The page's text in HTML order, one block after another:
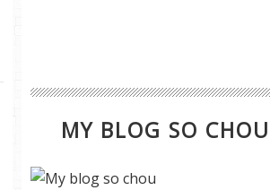
MY BLOG SO CHOU